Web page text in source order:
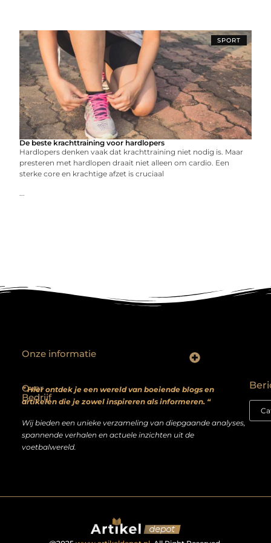
SPORT
De beste krachttraining voor hardlopers
Hardlopers denken vaak dat krachttraining niet nodig is. Maar
presteren met hardlopen draait niet alleen om cardio. Een
sterke core en krachtige afzet is cruciaal
...
Over
Bedrijf
” Hier ontdek je een wereld van boeiende blogs en
artikelen die je zowel inspireren als informeren. “
Wij bieden een unieke verzameling van diepgaande analyses,
spannende verhalen en actuele inzichten uit de
voetbalwereld.
Onze informatie